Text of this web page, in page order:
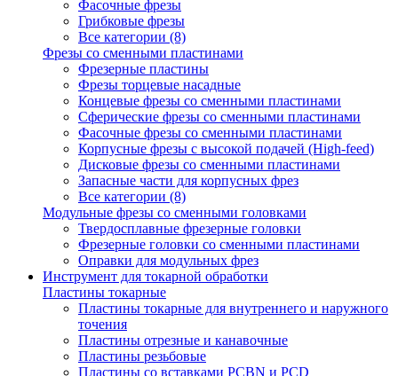
Фасочные фрезы
Грибковые фрезы
Все категории (8)
Фрезы со сменными пластинами
Фрезерные пластины
Фрезы торцевые насадные
Концевые фрезы со сменными пластинами
Сферические фрезы со сменными пластинами
Фасочные фрезы со сменными пластинами
Корпусные фрезы с высокой подачей (High-feed)
Дисковые фрезы со сменными пластинами
Запасные части для корпусных фрез
Все категории (8)
Модульные фрезы со сменными головками
Твердосплавные фрезерные головки
Фрезерные головки со сменными пластинами
Оправки для модульных фрез
Инструмент для токарной обработки
Пластины токарные
Пластины токарные для внутреннего и наружного
точения
Пластины отрезные и канавочные
Пластины резьбовые
Пластины со вставками PCBN и PCD